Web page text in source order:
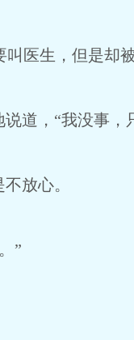
医生，但是却
说道，“我没事
放心。
”